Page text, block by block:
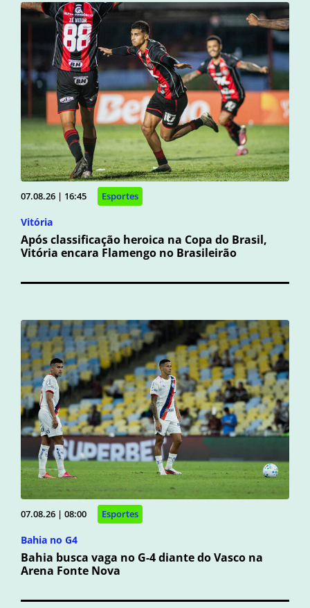
07.08.26 | 16:45 Esportes
Vitória
Após classificação heroica na Copa do Brasil,
Vitória encara Flamengo no Brasileirão
07.08.26 | 08:00 Esportes
Bahia no G4
Bahia busca vaga no G-4 diante do Vasco na
Arena Fonte Nova